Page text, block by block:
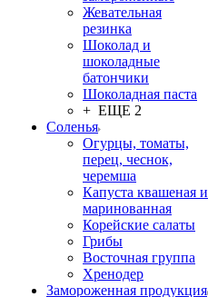
Жевательная
резинка
Шоколад и
шоколадные
батончики
Шоколадная паста
+ ЕЩЕ 2
Соленья
Огурцы, томаты,
перец, чеснок,
черемша
Капуста квашеная и
маринованная
Корейские салаты
Грибы
Восточная группа
Хренодер
Замороженная продукция